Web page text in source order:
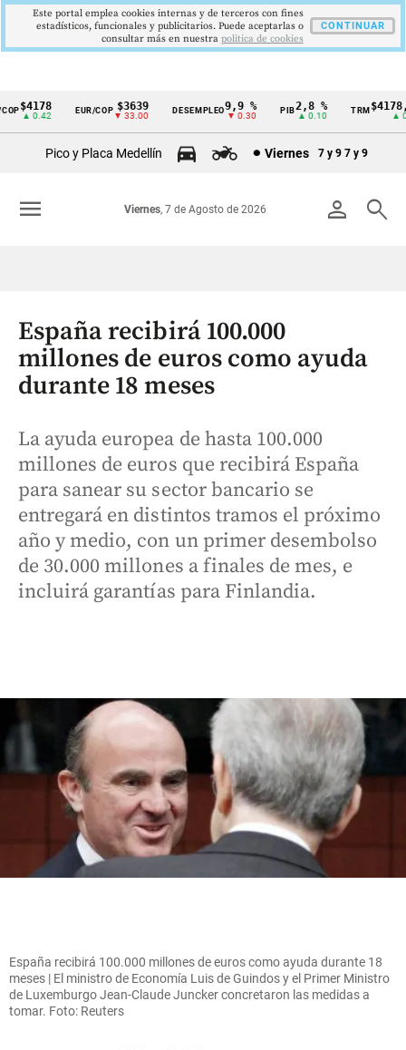
Cintillo
Colombia
$4178
▲ 0.42
EUR/COP $3639
▼ 33.00
DESEMPLEO9,9 %
▼ 0.30
2,8 %
▲ 0.10
TRM$4178,23
▲ 0.42
Pico y Placa Medellín Viernes 7 y 9 7 y 9
person search
Viernes, 7 de Agosto de 2026
menu
España recibirá 100.000
millones de euros como ayuda
durante 18 meses
La ayuda europea de hasta 100.000
millones de euros que recibirá España
para sanear su sector bancario se
entregará en distintos tramos el próximo
año y medio, con un primer desembolso
de 30.000 millones a finales de mes, e
incluirá garantías para Finlandia.
España recibirá 100.000 millones de euros como ayuda durante 18
meses | El ministro de Economía Luis de Guindos y el Primer Ministro
de Luxemburgo Jean-Claude Juncker concretaron las medidas a
tomar. Foto: Reuters
Este portal emplea cookies internas y de terceros con fines
estadísticos, funcionales y publicitarios. Puede aceptarlas o
consultar más en nuestra politica de cookies
CONTINUAR